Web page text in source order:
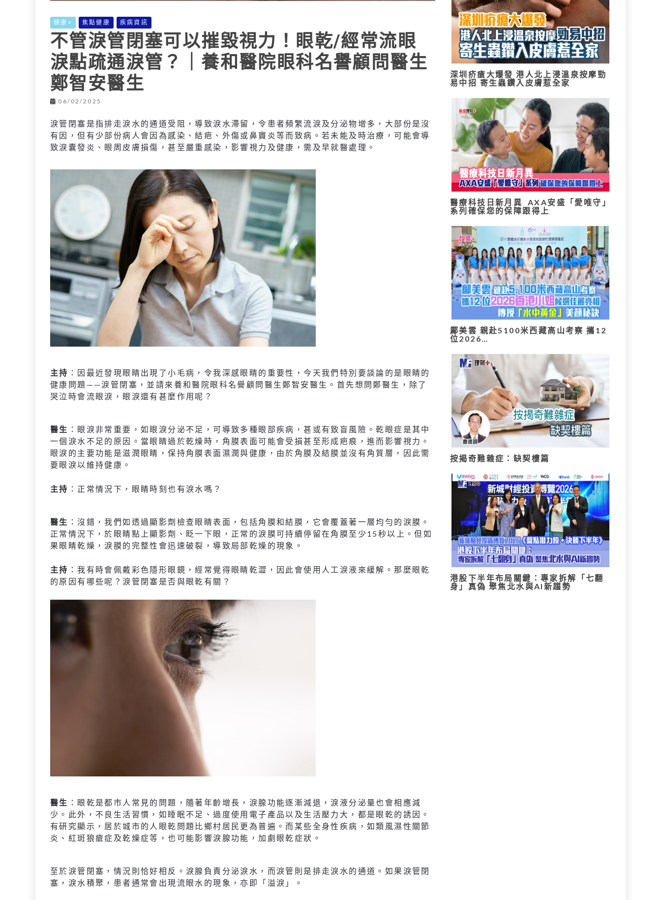
健康+ 焦點健康 疾病資訊
不管淚管閉塞可以摧毀視力！眼乾/經常流眼
淚點疏通淚管？｜養和醫院眼科名譽顧問醫生
鄭智安醫生
06/02/2025
淚管閉塞是指排走淚水的通道受阻，導致淚水滯留，令患者頻繁流淚及分泌物增多，大部份是沒
有因，但有少部份病人會因為感染、結疤、外傷或鼻竇炎等而致病。若未能及時治療，可能會導
致淚囊發炎、眼周皮膚損傷，甚至嚴重感染，影響視力及健康，需及早就醫處理。
主持 ：因最近發現眼睛出現了小毛病，令我深感眼睛的重要性，今天我們特別要談論的是眼睛的
健康問題——淚管閉塞，並請來養和醫院眼科名譽顧問醫生鄭智安醫生。首先想問鄭醫生，除了
哭泣時會流眼淚，眼淚還有甚麼作用呢？
醫生 ：眼淚非常重要，如眼淚分泌不足，可導致多種眼部疾病，甚或有致盲風險。乾眼症是其中
一個淚水不足的原因。當眼睛過於乾燥時，角膜表面可能會受損甚至形成疤痕，進而影響視力。
眼淚的主要功能是滋潤眼睛，保持角膜表面濕潤與健康，由於角膜及結膜並沒有角質層，因此需
要眼淚以維持健康。
主持 ：正常情況下，眼睛時刻也有淚水嗎？
醫生 ：沒錯，我們如透過顯影劑檢查眼睛表面，包括角膜和結膜，它會覆蓋著一層均勻的淚膜。
正常情況下，於眼睛點上顯影劑、眨一下眼，正常的淚膜可持續停留在角膜至少15秒以上。但如
果眼睛乾燥，淚膜的完整性會迅速破裂，導致局部乾燥的現象。
主持 ：我有時會佩戴彩色隱形眼鏡，經常覺得眼睛乾澀，因此會使用人工淚液來緩解。那麼眼乾
的原因有哪些呢？淚管閉塞是否與眼乾有關？
醫生 ：眼乾是都市人常見的問題，隨著年齡增長，淚腺功能逐漸減退，淚液分泌量也會相應減
少。此外，不良生活習慣，如睡眠不足、過度使用電子產品以及生活壓力大，都是眼乾的誘因。
有研究顯示，居於城市的人眼乾問題比鄉村居民更為普遍。而某些全身性疾病，如類風濕性關節
炎、紅斑狼瘡症及乾燥症等，也可能影響淚腺功能，加劇眼乾症狀。
至於淚管閉塞，情況則恰好相反。淚腺負責分泌淚水，而淚管則是排走淚水的通道。如果淚管閉
塞，淚水積聚，患者通常會出現流眼水的現象，亦即「溢淚」。
深圳疥瘡大爆發 港人北上浸溫泉按摩勁
易中招 寄生蟲鑽入皮膚惹全家
醫療科技日新月異 AXA安盛「愛唯守」
系列確保您的保障跟得上
鄺美雲 親赴5100米西藏高山考察 攜12
位2026…
按揭奇難雜症：缺契樓篇
港股下半年布局關鍵：專家拆解「七翻
身」真偽 聚焦北水與AI新趨勢